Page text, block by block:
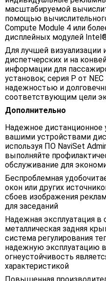
масштабируемой
помощью
Compute Module 4 или
дисплейных модулей
Для лучшей визуализации
диспетчерских и на
информации для
установок; серия Р от
надежностью и
соответствующим цели
Дополнительно
Надежное дистанционное
вашими устройствами
используя ПО NaviSet
выполняйте
обслуживание для
Беспроблемная
окон или других
сбоев изображения
для заседаний
Надежная эксплуатация
металлическая задняя
система регулирования
надежную эксплуатацию
огнеустойчивость
характеристикой